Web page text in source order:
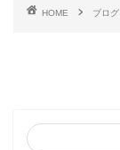
HOME ブログ